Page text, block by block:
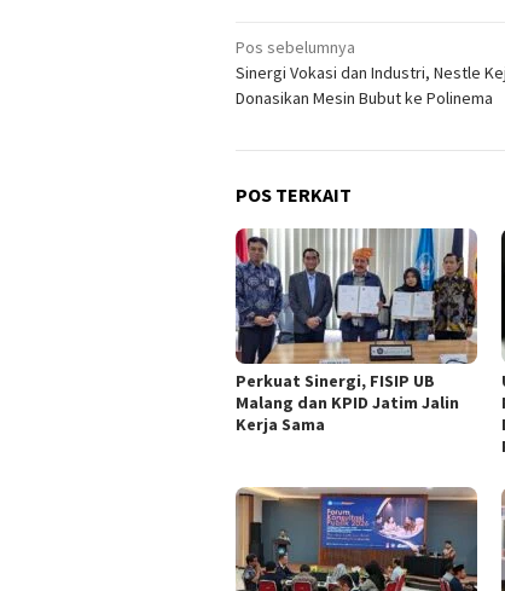
Navigasi
pos
Pos sebelumnya
Sinergi Vokasi dan Industri, Nestle
Donasikan Mesin Bubut ke Polinema
POS TERKAIT
Perkuat Sinergi, FISIP UB
Malang dan KPID Jatim Jalin
Kerja Sama